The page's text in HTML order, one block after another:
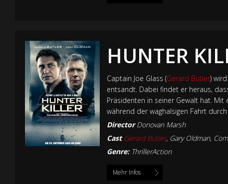
HUNTER
Captain Joe Glass (Gerard Butler)
entsandt. Dabei findet er heraus,
Präsidenten in seiner Gewalt hat. Mit
während der waghalsigen Fahrt
Director Donovan Marsh
Cast Gerard Butler, Gary Oldman,
Genre: ThrillerAction
Mehr Infos